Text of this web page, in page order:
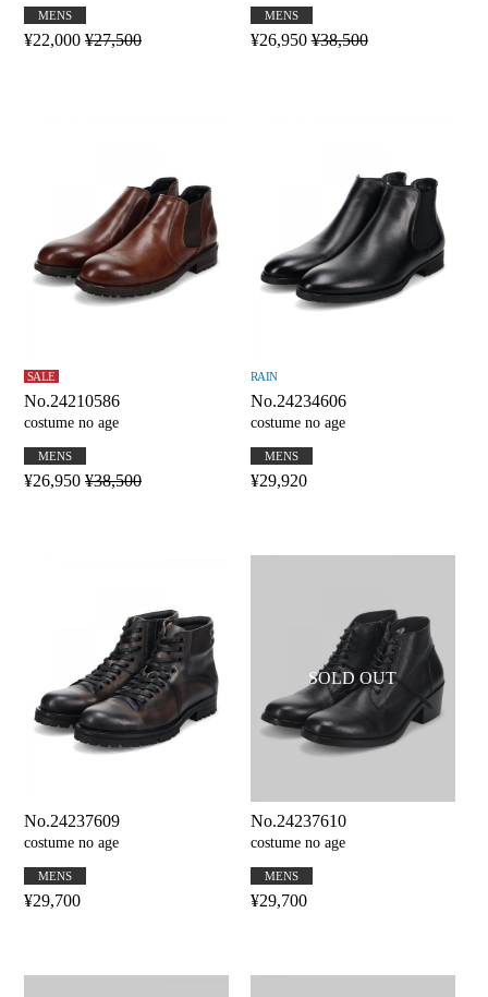
MENS
¥22,000 ¥27,500
MENS
¥26,950 ¥38,500
SALE
No.24210586
costume no age
MENS
¥26,950 ¥38,500
RAIN
No.24234606
costume no age
MENS
¥29,920
No.24237609
costume no age
MENS
¥29,700
No.24237610
costume no age
MENS
¥29,700